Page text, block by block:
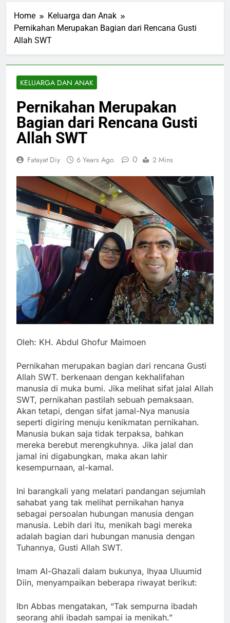
Home
Keluarga dan Anak
Pernikahan Merupakan Bagian dari Rencana Gusti
Allah SWT
KELUARGA DAN ANAK
Pernikahan Merupakan
Bagian dari Rencana Gusti
Allah SWT
Fatayat Diy 6 Years Ago 0 2 Mins
Oleh: KH. Abdul Ghofur Maimoen
Pernikahan merupakan bagian dari rencana Gusti
Allah SWT. berkenaan dengan kekhalifahan
manusia di muka bumi. Jika melihat sifat jalal Allah
SWT, pernikahan pastilah sebuah pemaksaan.
Akan tetapi, dengan sifat jamal-Nya manusia
seperti digiring menuju kenikmatan pernikahan.
Manusia bukan saja tidak terpaksa, bahkan
mereka berebut merengkuhnya. Jika jalal dan
jamal ini digabungkan, maka akan lahir
kesempurnaan, al-kamal.
Ini barangkali yang melatari pandangan sejumlah
sahabat yang tak melihat pernikahan hanya
sebagai persoalan hubungan manusia dengan
manusia. Lebih dari itu, menikah bagi mereka
adalah bagian dari hubungan manusia dengan
Tuhannya, Gusti Allah SWT.
Imam Al-Ghazali dalam bukunya, Ihyaa Uluumid
Diin, menyampaikan beberapa riwayat berikut:
Ibn Abbas mengatakan, “Tak sempurna ibadah
seorang ahli ibadah sampai ia menikah.”